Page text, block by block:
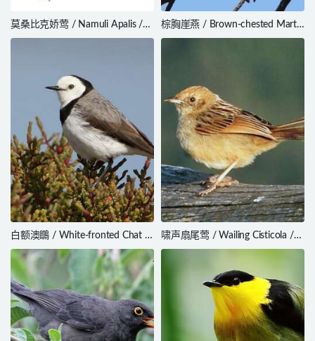
莫桑比克娇莺 / Namuli Apalis /
Apalis lynesi
棕胸崖燕 / Brown-chested Martin
/ Progne tapera
白额澳䳭 / White-fronted Chat /
Epthianura albifrons
啸声扇尾莺 / Wailing Cisticola /
Cisticola lais